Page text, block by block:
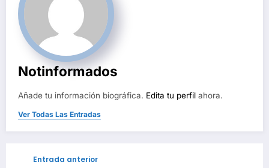
Notinformados
Añade tu información biográfica. Edita tu perfil ahora.
Ver Todas Las Entradas
Entrada anterior